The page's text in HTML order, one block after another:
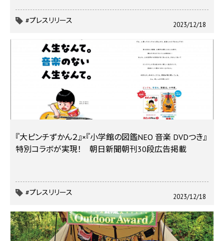
2023/12/18
#プレスリリース
『大ピンチずかん２』×『小学館の図鑑NEO 音楽 DVDつき』
特別コラボが実現！ 朝日新聞朝刊30段広告掲載
2023/12/18
#プレスリリース